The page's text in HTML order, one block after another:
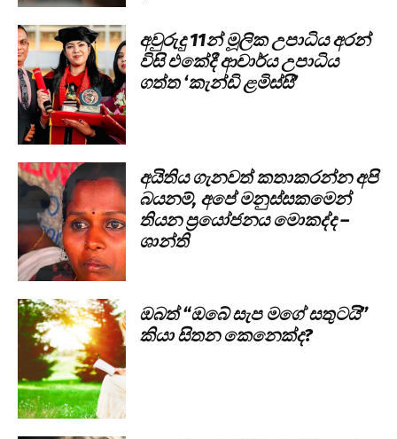
අවුරුදු 11න් මූලික උපාධිය අරන්
විසි එකේදී ආචාර්ය උපාධිය
ගත්ත ‘කැන්ඩි ළමිස්සී’
අයිතිය ගැනවත් කතාකරන්න අපි
බයනම්, අපේ මනුස්සකමෙන්
තියන ප්‍රයෝජනය මොකද්ද –
ශාන්ති
ඔබත් “ඔබේ සැප මගේ සතුටයි”
කියා සිතන කෙනෙක්ද?